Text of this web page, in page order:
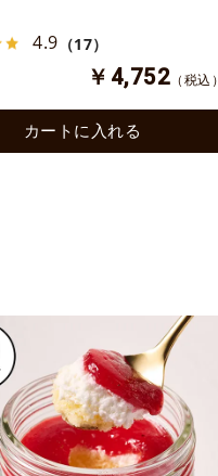
4.9 （17）
￥4,752 （税込）
カートに入れる